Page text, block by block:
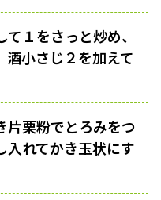
１をさっと炒め、
小さじ２を加えて
片栗粉でとろみをつ
入れてかき玉状にす